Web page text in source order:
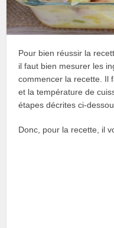
Pour bien réussir la
il faut bien mesurer les
commencer la recette. Il
et la température de
étapes décrites ci-
Donc, pour la recette, il